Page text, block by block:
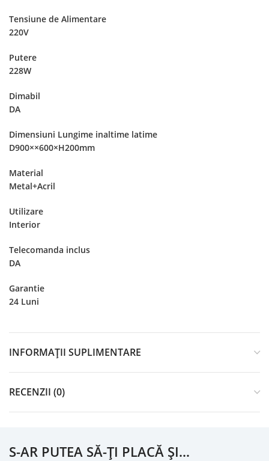
Tensiune de Alimentare
220V
Putere
228W
Dimabil
DA
Dimensiuni Lungime inaltime latime
D900××600×H200mm
Material
Metal+Acril
Utilizare
Interior
Telecomanda inclus
DA
Garantie
24 Luni
INFORMAȚII SUPLIMENTARE
RECENZII (0)
S-AR PUTEA SĂ-ȚI PLACĂ ȘI…